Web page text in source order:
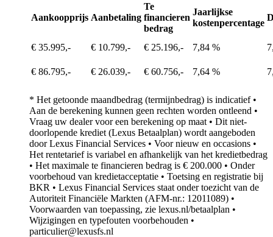
Aankoopprijs Aanbetaling
Te
financieren
bedrag
Jaarlijkse
kostenpercentage
€ 35.995,- € 10.799,- € 25.196,- 7,84 %
€ 86.795,- € 26.039,- € 60.756,- 7,64 %
* Het getoonde maandbedrag (termijnbedrag) is indicatief •
Aan de berekening kunnen geen rechten worden ontleend •
Vraag uw dealer voor een berekening op maat • Dit niet-
doorlopende krediet (Lexus Betaalplan) wordt aangeboden
door Lexus Financial Services • Voor nieuw en occasions •
Het rentetarief is variabel en afhankelijk van het kredietbedrag
• Het maximale te financieren bedrag is € 200.000 • Onder
voorbehoud van kredietacceptatie • Toetsing en registratie bij
BKR • Lexus Financial Services staat onder toezicht van de
Autoriteit Financiële Markten (AFM-nr.: 12011089) •
Voorwaarden van toepassing, zie lexus.nl/betaalplan •
Wijzigingen en typefouten voorbehouden •
particulier@lexusfs.nl